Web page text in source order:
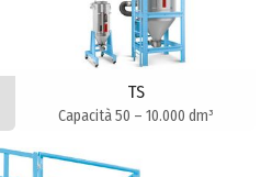
TS
Capacità 50 – 10.000 dm³